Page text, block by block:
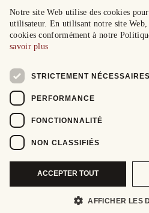
Notre site Web utilise des cookies
utilisateur. En utilisant notre site Web,
cookies conformément à notre
savoir plus
STRICTEMENT NÉCESSAIRES
PERFORMANCE
FONCTIONNALITÉ
NON CLASSIFIÉS
ACCEPTER TOUT
AFFICHER LES